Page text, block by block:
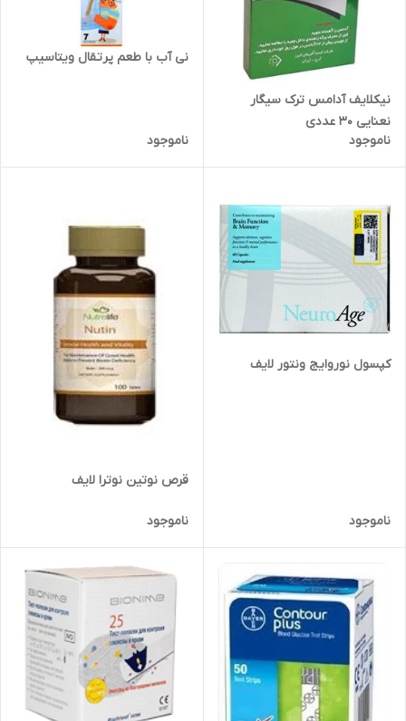
نیکلایف آدامس ترک سیگار
نعنایی 30 عددی
ناموجود
نی آب با طعم پرتقال ویتاسیپ
ناموجود
کپسول نوروایج ونتور لایف
ناموجود
قرص نوتین نوترا لایف
ناموجود